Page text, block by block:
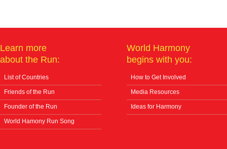
Learn more
about the Run:
List of Countries
Friends of the Run
Founder of the Run
World Hamony Run Song
World Harmony
begins with you:
How to Get Involved
Media Resources
Ideas for Harmony